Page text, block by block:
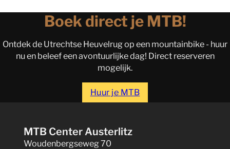
Boek direct je MTB!
Ontdek de Utrechtse Heuvelrug op een mountainbike - huur
nu en beleef een avontuurlijke dag! Direct reserveren
mogelijk.
Huur je MTB
MTB Center Austerlitz
Woudenbergseweg 70